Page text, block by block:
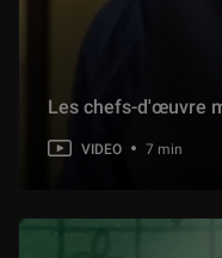
Une
Les chefs-d'œuvre
VIDEO 7 min